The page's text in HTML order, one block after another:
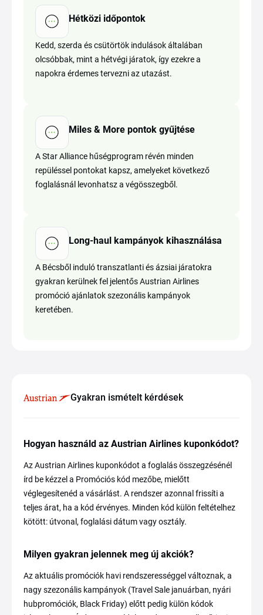
Hétközi időpontok
Kedd, szerda és csütörtök indulások általában
olcsóbbak, mint a hétvégi járatok, így ezekre a
napokra érdemes tervezni az utazást.
Miles & More pontok gyűjtése
A Star Alliance hűségprogram révén minden
repüléssel pontokat kapsz, amelyeket következő
foglalásnál levonhatsz a végösszegből.
Long-haul kampányok kihasználása
A Bécsből induló transzatlanti és ázsiai járatokra
gyakran kerülnek fel jelentős Austrian Airlines
promóció ajánlatok szezonális kampányok
keretében.
Gyakran ismételt kérdések
Hogyan használd az Austrian Airlines kuponkódot?
Az Austrian Airlines kuponkódot a foglalás összegzésénél
írd be kézzel a Promóciós kód mezőbe, mielőtt
véglegesítenéd a vásárlást. A rendszer azonnal frissíti a
teljes árat, ha a kód érvényes. Minden kód külön feltételhez
kötött: útvonal, foglalási dátum vagy osztály.
Milyen gyakran jelennek meg új akciók?
Az aktuális promóciók havi rendszerességgel változnak, a
nagy szezonális kampányok (Travel Sale januárban, nyári
hubpromóciók, Black Friday) előtt pedig külön kódok